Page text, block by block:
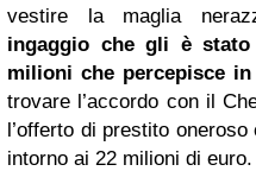
vestire la maglia
ingaggio che gli è
milioni che percepisce
trovare l’accordo con il
l’offerto di prestito
intorno ai 22 milioni di euro.